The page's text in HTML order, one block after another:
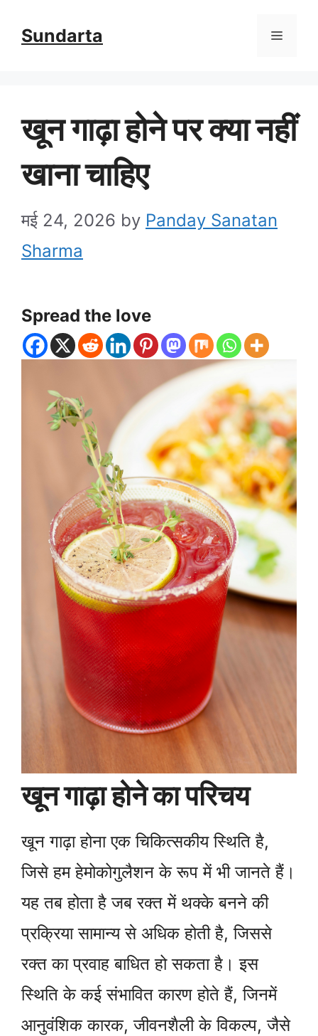
Sundarta Menu
खून गाढ़ा होने पर क्या नहीं
खाना चाहिए
मई 24, 2026 by Panday Sanatan
Sharma
Spread the love
खून गाढ़ा होने का परिचय
खून गाढ़ा होना एक चिकित्सकीय स्थिति है,
जिसे हम हेमोकोगुलैशन के रूप में भी जानते हैं।
यह तब होता है जब रक्त में थक्के बनने की
प्रक्रिया सामान्य से अधिक होती है, जिससे
रक्त का प्रवाह बाधित हो सकता है। इस
स्थिति के कई संभावित कारण होते हैं, जिनमें
आनुवंशिक कारक, जीवनशैली के विकल्प, जैसे